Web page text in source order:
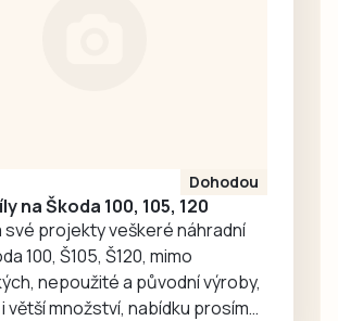
Dohodou
na Škoda 100, 105, 120
své projekty veškeré náhradní
100, Š105, Š120, mimo
nepoužité a původní výroby,
větší množství, nabídku prosím